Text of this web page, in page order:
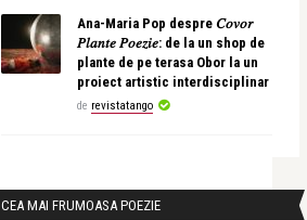
Ana-Maria Pop despre 𝐶𝑜𝑣𝑜𝑟
𝑃𝑙𝑎𝑛𝑡𝑒 𝑃𝑜𝑒𝑧𝑖𝑒: de la un shop de
plante de pe terasa Obor la un
proiect artistic interdisciplinar
de revistatango
CEA MAI FRUMOASA POEZIE